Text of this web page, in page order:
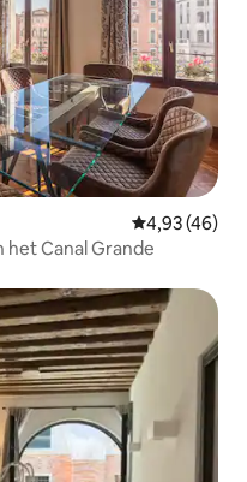
Gemiddelde
4,93 (46)
het Canal Grande